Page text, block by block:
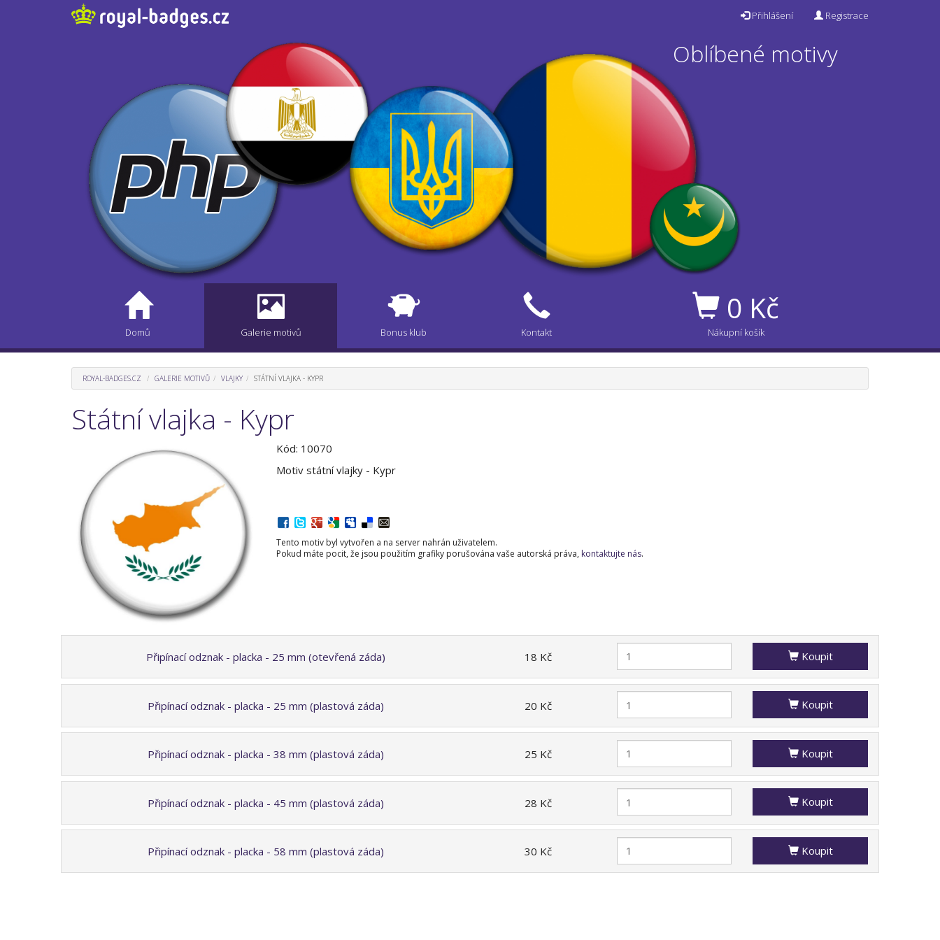
Přihlášení Registrace
Oblíbené motivy
Domů Galerie motivů Bonus klub Kontakt
0 Kč
Nákupní košík
ROYAL-BADGES.CZ GALERIE MOTIVŮ VLAJKY STÁTNÍ VLAJKA - KYPR
Státní vlajka - Kypr
Kód: 10070
Motiv státní vlajky - Kypr
Tento motiv byl vytvořen a na server nahrán uživatelem.
Pokud máte pocit, že jsou použitím grafiky porušována vaše autorská práva, kontaktujte nás.
Připínací odznak - placka - 25 mm (otevřená záda) 18 Kč Koupit
Připínací odznak - placka - 25 mm (plastová záda) 20 Kč Koupit
Připínací odznak - placka - 38 mm (plastová záda) 25 Kč Koupit
Připínací odznak - placka - 45 mm (plastová záda) 28 Kč Koupit
Připínací odznak - placka - 58 mm (plastová záda) 30 Kč Koupit